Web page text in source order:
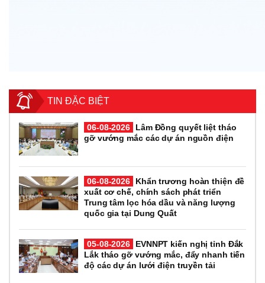
TIN ĐẶC BIỆT
06-08-2026
Lâm Đồng quyết liệt tháo
gỡ vướng mắc các dự án nguồn điện
06-08-2026
Khẩn trương hoàn thiện đề
xuất cơ chế, chính sách phát triển
Trung tâm lọc hóa dầu và năng lượng
quốc gia tại Dung Quất
05-08-2026
EVNNPT kiến nghị tỉnh Đắk
Lắk tháo gỡ vướng mắc, đẩy nhanh tiến
độ các dự án lưới điện truyền tải